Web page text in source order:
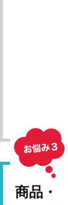
商品・